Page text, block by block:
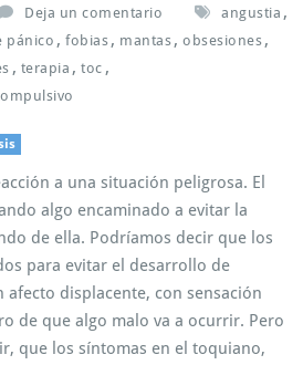
Deja un comentario angustia ,
pánico , fobias , mantas , obsesiones ,
, terapia , toc ,
a una situación peligrosa. El
algo encaminado a evitar la
de ella. Podríamos decir que los
para evitar el desarrollo de
afecto displacente, con sensación
de que algo malo va a ocurrir. Pero
que los síntomas en el toquiano,